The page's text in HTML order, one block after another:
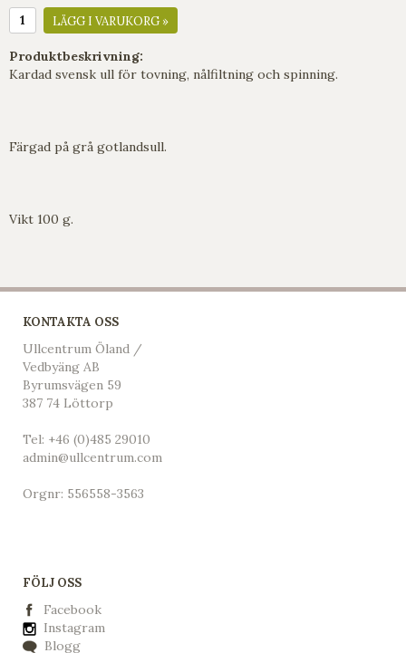
LÄGG I VARUKORG »
Produktbeskrivning:
Kardad svensk ull för tovning, nålfiltning och spinning.
Färgad på grå gotlandsull.
Vikt 100 g.
KONTAKTA OSS
Ullcentrum Öland /
Vedbyäng AB
Byrumsvägen 59
387 74 Löttorp
Tel: +46 (0)485 29010
admin@ullcentrum.com
Orgnr: 556558-3563
FÖLJ OSS
Facebook
Instagram
Blogg